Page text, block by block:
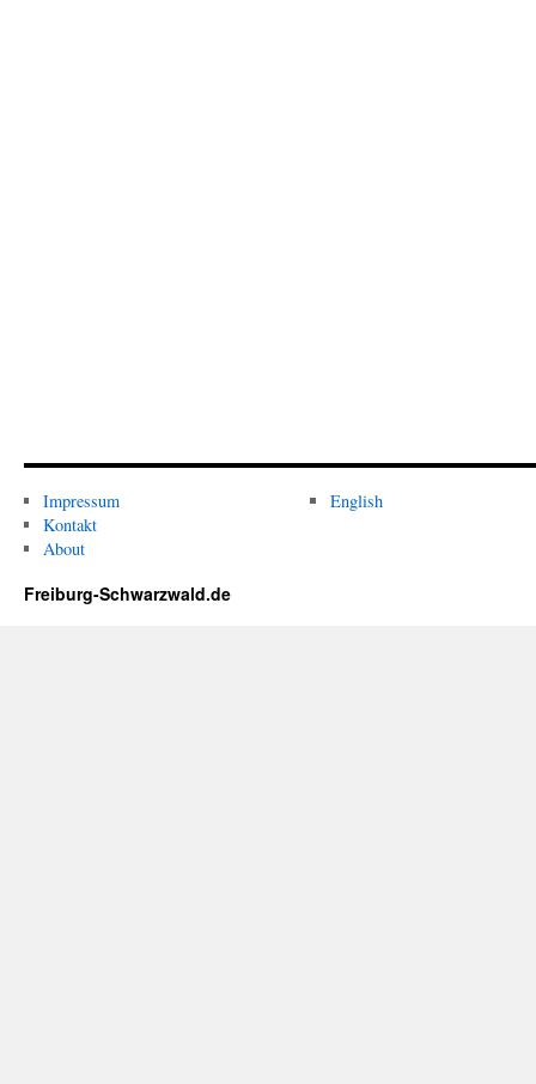
Impressum
Kontakt
About
English
Freiburg-Schwarzwald.de